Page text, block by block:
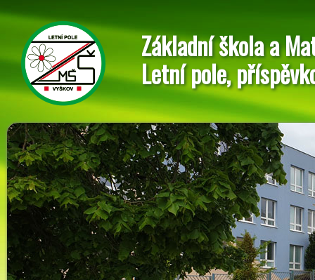
Základní škola a
Letní pole,